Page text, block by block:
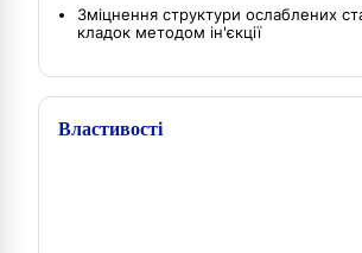
Зміцнення структури ослаблених
кладок методом ін'єкції
Властивості